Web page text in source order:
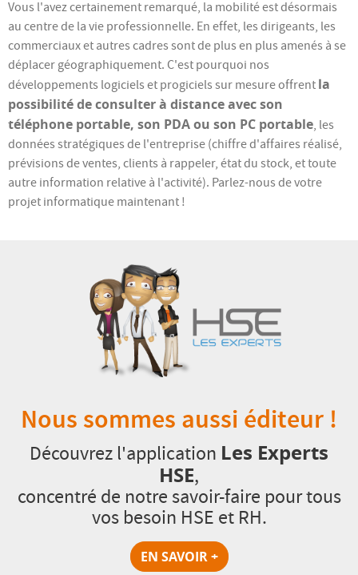
Vous l'avez certainement remarqué, la mobilité est désormais
au centre de la vie professionnelle. En effet, les dirigeants, les
commerciaux et autres cadres sont de plus en plus amenés à se
déplacer géographiquement. C'est pourquoi nos
développements logiciels et progiciels sur mesure offrent la
possibilité de consulter à distance avec son
téléphone portable, son PDA ou son PC portable, les
données stratégiques de l'entreprise (chiffre d'affaires réalisé,
prévisions de ventes, clients à rappeler, état du stock, et toute
autre information relative à l'activité). Parlez-nous de votre
projet informatique maintenant !
Nous sommes aussi éditeur !
Découvrez l'application Les Experts
HSE,
concentré de notre savoir-faire pour tous
vos besoin HSE et RH.
EN SAVOIR +